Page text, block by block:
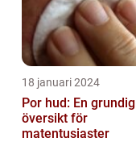
18 januari 2024
Por hud: En grundig
översikt för
matentusiaster